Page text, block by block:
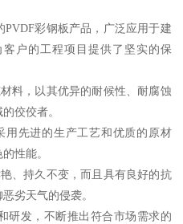
彩钢板产品，广泛应用于建
户的工程项目提供了坚实的保
料，以其优异的耐候性、耐腐蚀
佼佼者。
用先进的生产工艺和优质的原材
性能。
、持久不变，而且具有良好的抗
劣天气的侵袭。
研发，不断推出符合市场需求的